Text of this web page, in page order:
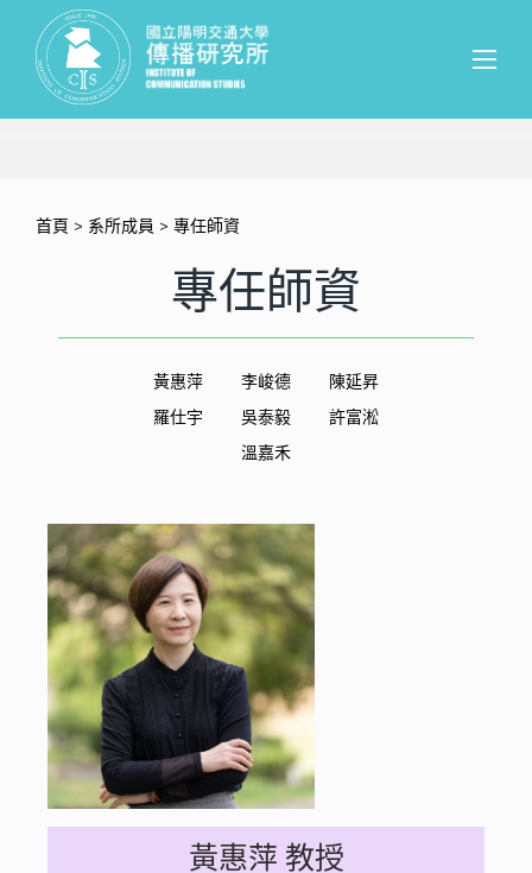
首頁 > 系所成員 > 專任師資
專任師資
黃惠萍 李峻德
陳延昇
羅仕宇
吳泰毅
許富淞
溫嘉禾
黃惠萍 教授